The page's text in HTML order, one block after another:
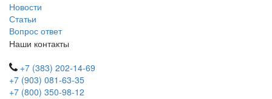
Новости
Статьи
Вопрос ответ
Наши контакты
+7 (383) 202-14-69
+7 (903) 081-63-35
+7 (800) 350-98-12